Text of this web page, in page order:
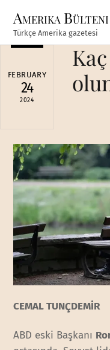
content
Amerika Bülteni
Türkçe Amerika gazetesi
FEBRUARY
24
2024
Kaç
CEMAL TUNÇDEMİR
ABD eski Başkanı